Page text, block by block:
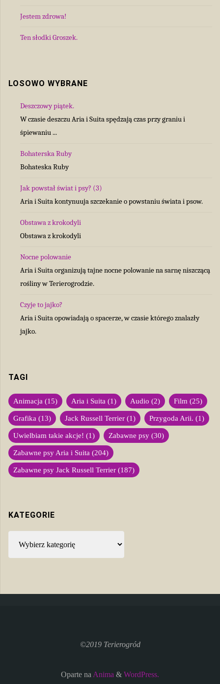
Jestem zdrowa!
Ten słodki Groszek.
LOSOWO WYBRANE
Deszczowy piątek.
W czasie deszczu Aria i Suita spędzają czas przy graniu i
śpiewaniu ...
Bohaterska Ruby
Bohateska Ruby
Jak powstał świat i psy? (3)
Aria i Suita kontynuuja szczekanie o powstaniu świata i psow.
Obstawa z krokodyli
Obstawa z krokodyli
Nocne polowanie
Aria i Suita organizują tajne nocne polowanie na sarnę niszczącą
rośliny w Terierogrodzie.
Czyje to jajko?
Aria i Suita opowiadają o spacerze, w czasie którego znalazły
jajko.
TAGI
Animacja (15) Aria i Suita (1) Audio (2) Film (25)
Grafika (13) Jack Russell Terrier (1) Przygoda Arii. (1)
Uwielbiam takie akcje! (1) Zabawne psy (30)
Zabawne psy Aria i Suita (204)
Zabawne psy Jack Russell Terrier (187)
KATEGORIE
©2019 Terierogród
Oparte naAnima & WordPress.